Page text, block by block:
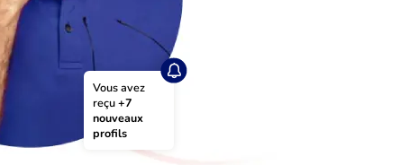
Vous avez
reçu +7
nouveaux
profils